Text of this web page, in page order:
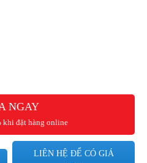
NGAY
khi đặt hàng online
LIÊN HỆ ĐỂ CÓ GIÁ